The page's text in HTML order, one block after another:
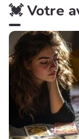
💓 Votre